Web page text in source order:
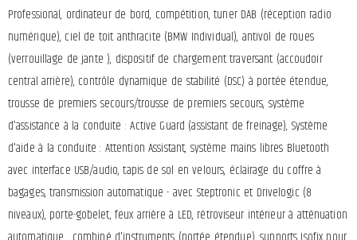
Professional, ordinateur de bord, compétition, tuner DAB (réception radio
numérique), ciel de toit anthracite (BMW Individual), antivol de roues
(verrouillage de jante ), dispositif de chargement traversant (accoudoir
central arrière), contrôle dynamique de stabilité (DSC) à portée étendue,
trousse de premiers secours/trousse de premiers secours, système
d'assistance à la conduite : Active Guard (assistant de freinage), Système
d'aide à la conduite : Attention Assistant, système mains libres Bluetooth
avec interface USB/audio, tapis de sol en velours, éclairage du coffre à
bagages, transmission automatique - avec Steptronic et Drivelogic (8
niveaux), porte-gobelet, feux arrière à LED, rétroviseur intérieur à atténuation